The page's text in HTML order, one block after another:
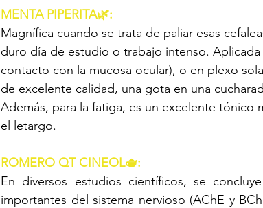
MENTA PIPERITA🌿:
Magnífica cuando se trata de paliar esas
duro día de estudio o trabajo intenso.
contacto con la mucosa ocular), o en plexo
de excelente calidad, una gota en una
Además, para la fatiga, es un excelente tónico
el letargo.
ROMERO QT CINEOL🫖:
En diversos estudios científicos, se
importantes del sistema nervioso (AChE y